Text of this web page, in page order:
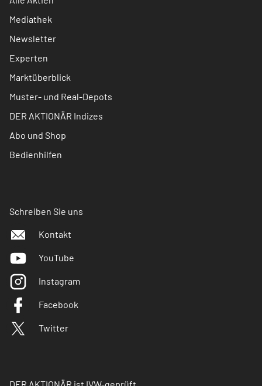
Mediathek
Newsletter
Experten
Marktüberblick
Muster- und Real-Depots
DER AKTIONÄR Indizes
Abo und Shop
Bedienhilfen
Schreiben Sie uns
Kontakt
YouTube
Instagram
Facebook
Twitter